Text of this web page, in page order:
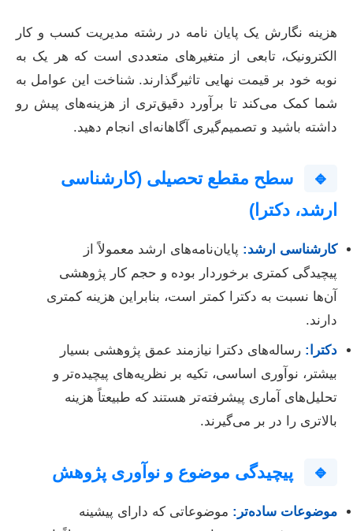
هزینه نگارش یک پایان نامه در رشته مدیریت کسب و کار
الکترونیک، تابعی از متغیرهای متعددی است که هر یک به
نوبه خود بر قیمت نهایی تاثیرگذارند. شناخت این عوامل به
شما کمک می‌کند تا برآورد دقیق‌تری از هزینه‌های پیش رو
داشته باشید و تصمیم‌گیری آگاهانه‌ای انجام دهید.
🔹
سطح مقطع تحصیلی (کارشناسی
ارشد، دکترا)
کارشناسی ارشد: پایان‌نامه‌های ارشد معمولاً از
پیچیدگی کمتری برخوردار بوده و حجم کار پژوهشی
آن‌ها نسبت به دکترا کمتر است، بنابراین هزینه کمتری
دارند.
دکترا: رساله‌های دکترا نیازمند عمق پژوهشی بسیار
بیشتر، نوآوری اساسی، تکیه بر نظریه‌های پیچیده‌تر و
تحلیل‌های آماری پیشرفته‌تر هستند که طبیعتاً هزینه
بالاتری را در بر می‌گیرند.
🔹 پیچیدگی موضوع و نوآوری پژوهش
موضوعات ساده‌تر: موضوعاتی که دارای پیشینه